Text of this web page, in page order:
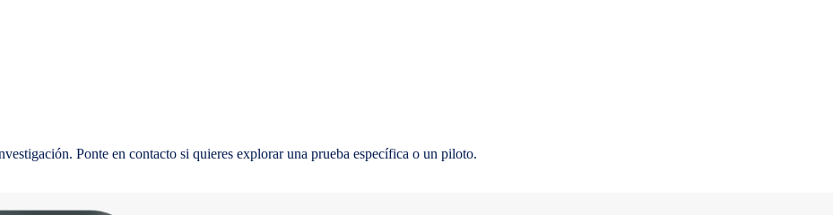
Ponte en contacto si quieres explorar una prueba específica o un piloto.